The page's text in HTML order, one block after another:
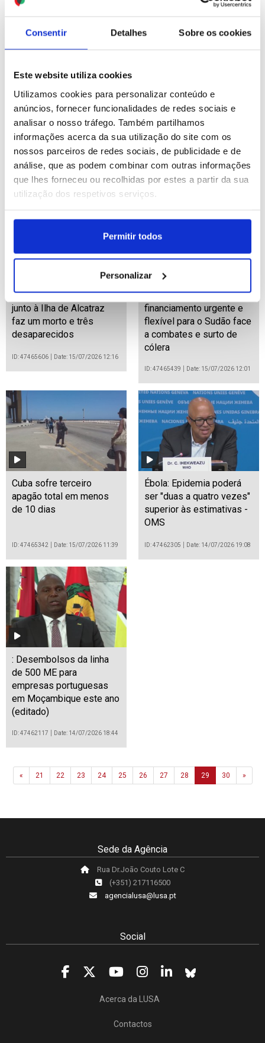
Consentir Detalhes Sobre os cookies
Este website utiliza cookies
Utilizamos cookies para personalizar conteúdo e
anúncios, fornecer funcionalidades de redes sociais e
analisar o nosso tráfego. Também partilhamos
informações acerca da sua utilização do site com os
nossos parceiros de redes sociais, de publicidade e de
análise, que as podem combinar com outras informações
que lhes forneceu ou recolhidas por estes a partir da sua
utilização dos respetivos serviços.
Permitir todos
Personalizar
Date: 15/07/2026 12:52
Irão: Pelo menos 30
pessoas morreram em
ataques dos EUA
ID: 47465722 Date: 15/07/2026 12:34
Brexit: UE e Reino Unido
assinam acordo
"absolutamente histórico"
de Gibraltar
ID: 47465693 Date: 15/07/2026 12:25
Naufrágio de embarcação
junto à Ilha de Alcatraz
faz um morto e três
desaparecidos
ID: 47465606 Date: 15/07/2026 12:16
ONU: Farhan Haq apela a
financiamento urgente e
flexível para o Sudão face
a combates e surto de
cólera
ID: 47465439 Date: 15/07/2026 12:01
Cuba sofre terceiro
apagão total em menos
de 10 dias
ID: 47465342 Date: 15/07/2026 11:39
Ébola: Epidemia poderá
ser "duas a quatro vezes"
superior às estimativas -
OMS
ID: 47462305 Date: 14/07/2026 19:08
: Desembolsos da linha
de 500 ME para
empresas portuguesas
em Moçambique este ano
(editado)
ID: 47462117 Date: 14/07/2026 18:44
«Previous
21 22 23 24 25 26 27 28 29 30 »Next
Sede da Agência
Rua Dr.João Couto Lote C
(+351) 217116500
agencialusa@lusa.pt
Social
Acerca da LUSA
Contactos